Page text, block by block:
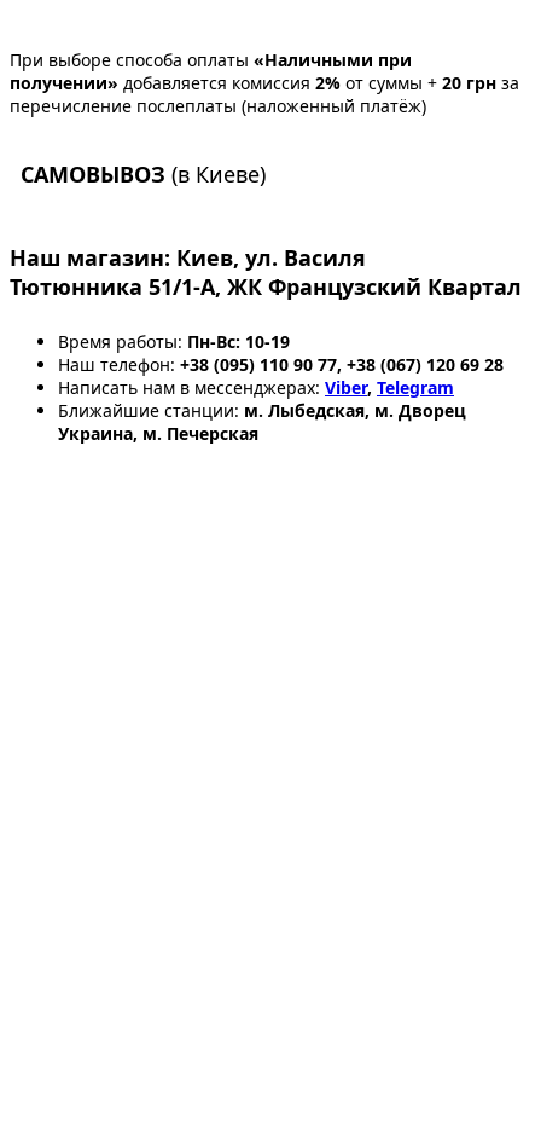
При выборе способа оплаты «Наличными при
получении» добавляется комиссия 2% от суммы + 20 грн за
перечисление послеплаты (наложенный платёж)
САМОВЫВОЗ (в Киеве)
Наш магазин: Киев, ул. Василя
Тютюнника 51/1-А, ЖК Французский Квартал
Время работы: Пн-Вс: 10-19
Наш телефон: +38 (095) 110 90 77, +38 (067) 120 69 28
Написать нам в мессенджерах: Viber, Telegram
Ближайшие станции: м. Лыбедская, м. Дворец
Украина, м. Печерская